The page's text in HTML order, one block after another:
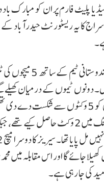
پلیٹ فارم پر ان کو مبارک باد
کا یہ ریسٹورنٹ حیدرآباد
محمد سراج ان دنوں
دونوں ٹیموں کے درمیان کھیلے
انگلینڈ نے ہندوستان کو 5 وکٹوں سے
محمد سراج نے پہلی اننگ میں 2 وکٹ
جائے گا اور اس مقابلہ میں
کی جا رہی ہے۔